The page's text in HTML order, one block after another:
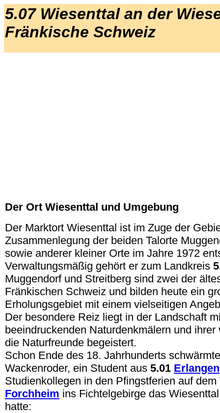
5.07 Wiesenttal an der
Fränkische Schweiz
Der Ort Wiesenttal und Umgebung
Der Marktort Wiesenttal ist im Zuge der
Zusammenlegung der beiden Talorte
sowie anderer kleiner Orte im Jahre 1972
Verwaltungsmäßig gehört er zum Landkreis
Muggendorf und Streitberg sind zwei der
Fränkischen Schweiz und bilden heute ein
Erholungsgebiet mit einem vielseitigen
Der besondere Reiz liegt in der Landschaft
beeindruckenden Naturdenkmälern und ihrer
die Naturfreunde begeistert.
Schon Ende des 18. Jahrhunderts
Wackenroder, ein Student aus 5.01 Erlangen
Studienkollegen in den Pfingstferien auf
Forchheim ins Fichtelgebirge das
hatte: